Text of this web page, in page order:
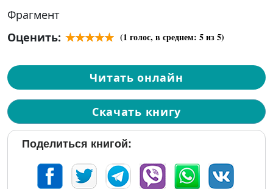
Фрагмент
Оценить:
(1 голос, в среднем: 5из 5)
Читать онлайн
Скачать книгу
Поделиться книгой: